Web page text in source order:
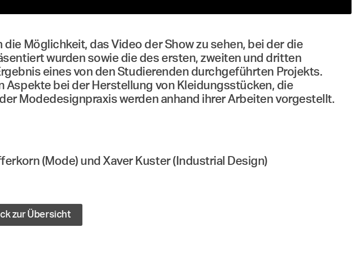
Möglichkeit, das Video der Show zu sehen, bei der die
wurden sowie die des ersten, zweiten und dritten
eines von den Studierenden durchgeführten Projekts.
Aspekte bei der Herstellung von Kleidungsstücken, die
Modedesignpraxis werden anhand ihrer Arbeiten vorgestellt.
(Mode) und Xaver Kuster (Industrial Design)
zur Übersicht